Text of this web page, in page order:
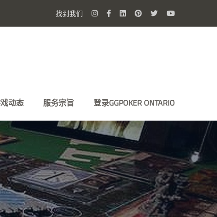
找到我们
动态 服务宗旨 登录GGPOKER ONTARIO